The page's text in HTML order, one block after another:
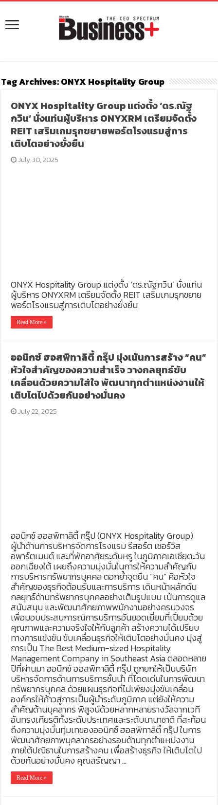
Tag Archives:ONYX Hospitality Group
ONYX Hospitality Group แต่งตั้ง ‘ดร.ณัฐ
กวิน’ นั่งแท่นผู้บริหาร ONYXRM เตรียมจัดตั้ง
REIT เสริมเกมรุกขยายพอร์ตโรงแรมสู่การ
เติบโตอย่างยั่งยืน
July 30, 2025
ONYX Hospitality Group แต่งตั้ง ‘ดร.ณัฐกวิน’ นั่งแท่น
ผู้บริหาร ONYXRM เตรียมจัดตั้ง REIT เสริมเกมรุกขยาย
พอร์ตโรงแรมสู่การเติบโตอย่างยั่งยืน
Read More »
ออนิกซ์ ฮอสพิทาลิตี้ กรุ๊ป มุ่งเน้นการสร้าง “คน”
หัวใจสำคัญของความสำเร็จ วางกลยุทธ์ขับ
เคลื่อนด้วยความใส่ใจ พัฒนาทุกตำแหน่งงานให้
เติบโตไปด้วยกันอย่างมั่นคง
July 22, 2025
ออนิกซ์ ฮอสพิทาลิตี้ กรุ๊ป (ONYX Hospitality Group)
ผู้นำด้านการบริหารจัดการโรงแรม รีสอร์ต เซอร์วิส
อพาร์ตเมนต์ และที่พักอาศัยระดับหรู ในภูมิภาคเอเชียตะวัน
ออกเฉียงใต้ เผยถึงความมุ่งมั่นในการให้ความสำคัญกับ
การบริหารทรัพยากรบุคคล ตอกย้ำจุดยืน “คน” คือหัวใจ
สำคัญของธุรกิจต้อนรับและการบริการ เดินหน้าผลักดัน
กลยุทธ์ด้านทรัพยากรบุคคลอย่างเต็มรูปแบบ เน้นการดูแล
สนับสนุน และพัฒนาศักยภาพพนักงานอย่างครบวงจร
เพื่อมอบประสบการณ์การบริการอันยอดเยี่ยมที่เปี่ยมด้วย
คุณภาพและความจริงใจให้กับลูกค้า สร้างความได้เปรียบ
ทางการแข่งขัน ขับเคลื่อนธุรกิจให้เติบโตอย่างมั่นคง มุ่งสู่
การเป็น The Best Medium-sized Hospitality
Management Company in Southeast Asia ตลอดหลาย
ปีที่ผ่านมา ออนิกซ์ ฮอสพิทาลิตี้ กรุ๊ป ถูกยกให้เป็นบริษัท
บริหารจัดการด้านการบริการชั้นนำ ที่โดดเด่นในการพัฒนา
ทรัพยากรบุคคล ด้วยแผนธุรกิจที่ไม่เพียงมุ่งขับเคลื่อน
องค์กรให้ก้าวสู่การเป็นผู้นำระดับภูมิภาค แต่ยังให้ความ
สำคัญด้านบุคลากร พิสูจน์ด้วยหลากหลายรางวัลจากเวที
อันทรงเกียรติทั้งระดับประเทศและระดับนานาชาติ ที่สะท้อน
ถึงความมุ่งมั่นทุ่มเทของออนิกซ์ ฮอสพิทาลิตี้ กรุ๊ป ในการ
พัฒนาศักยภาพบุคลากรอย่างรอบด้านทุกตำแหน่งงาน
ภายใต้ปณิธานในการสร้างคน เพื่อสร้างธุรกิจ ให้เติบโตไป
ด้วยกันอย่างมั่นคง คุณสรัญญา …
Read More »